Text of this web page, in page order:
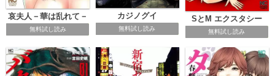
哀夫人－華は乱れて－
無料試し読み
カジノグイ
無料試し読み
SとM エクスタシー
無料試し読み